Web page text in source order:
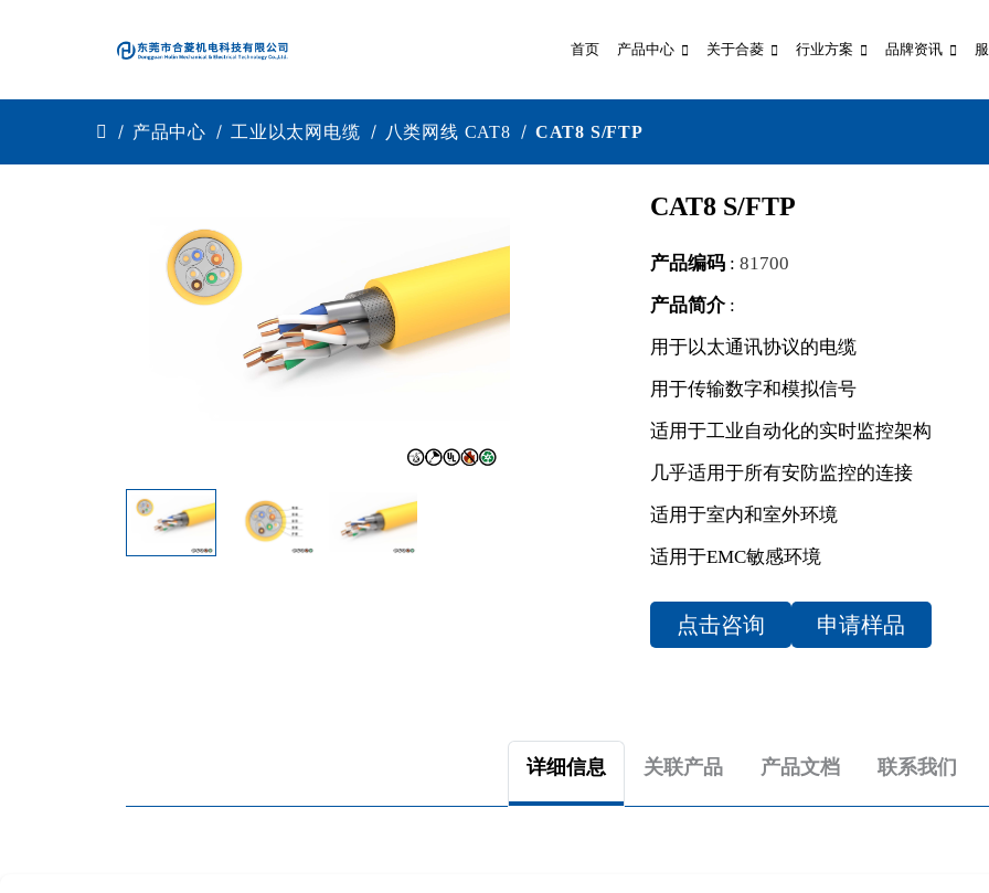
首页 产品中心 关于合菱 行业方案 品牌资讯
产品中心 工业以太网电缆 八类网线 CAT8 CAT8 S/FTP
CAT8 S/FTP
产品编码 : 81700
产品简介:
用于以太通讯协议的电缆
用于传输数字和模拟信号
适用于工业自动化的实时监控架构
几乎适用于所有安防监控的连接
适用于室内和室外环境
适用于EMC敏感环境
点击咨询 申请样品
详细信息 关联产品 产品文档 联系我们